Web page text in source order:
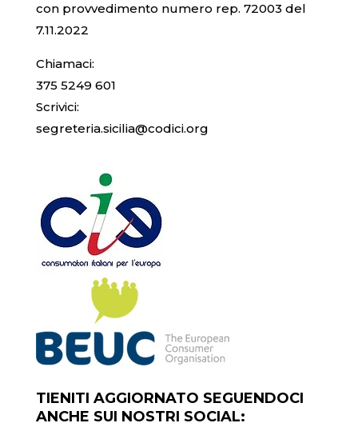
con provvedimento numero rep. 72003 del
7.11.2022
Chiamaci:
375 5249 601
Scrivici:
segreteria.sicilia@codici.org
TIENITI AGGIORNATO SEGUENDOCI
ANCHE SUI NOSTRI SOCIAL: